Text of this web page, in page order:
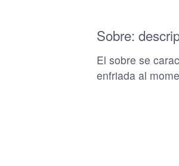
Sobre:
El sobre se
enfriada al